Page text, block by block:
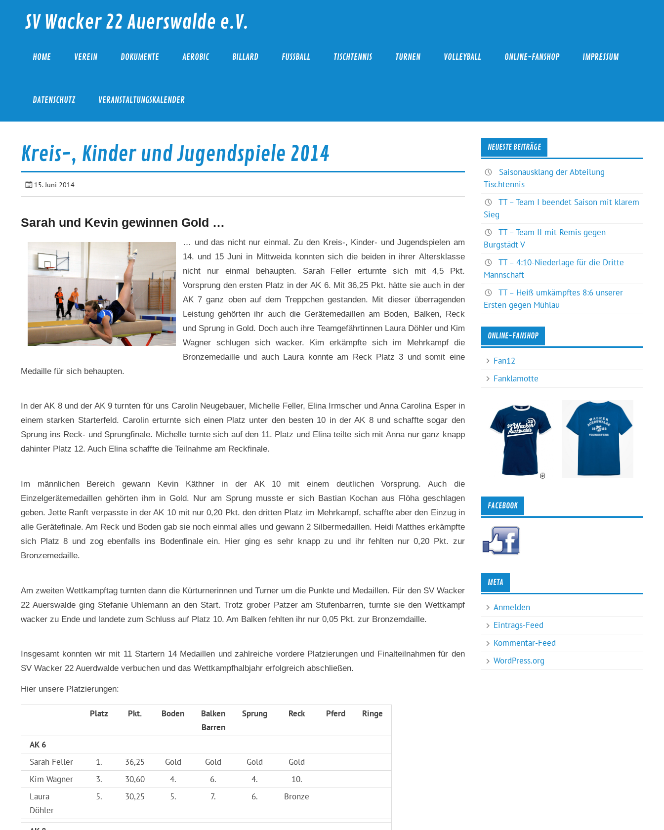
contentSV Wacker 22 Auerswalde e.V.
HOME VEREIN DOKUMENTE AEROBIC BILLARD FUSSBALL TISCHTENNIS TURNEN VOLLEYBALL ONLINE-FANSHOP IMPRESSUM
DATENSCHUTZ VERANSTALTUNGSKALENDER
Kreis-, Kinder und Jugendspiele 2014
15. Juni 2014
Sarah und Kevin gewinnen Gold …
… und das nicht nur einmal. Zu den Kreis-, Kinder- und Jugendspielen am
14. und 15 Juni in Mittweida konnten sich die beiden in ihrer Altersklasse
nicht nur einmal behaupten. Sarah Feller erturnte sich mit 4,5 Pkt.
Vorsprung den ersten Platz in der AK 6. Mit 36,25 Pkt. hätte sie auch in der
AK 7 ganz oben auf dem Treppchen gestanden. Mit dieser überragenden
Leistung gehörten ihr auch die Gerätemedaillen am Boden, Balken, Reck
und Sprung in Gold. Doch auch ihre Teamgefährtinnen Laura Döhler und Kim
Wagner schlugen sich wacker. Kim erkämpfte sich im Mehrkampf die
Bronzemedaille und auch Laura konnte am Reck Platz 3 und somit eine
Medaille für sich behaupten.
In der AK 8 und der AK 9 turnten für uns Carolin Neugebauer, Michelle Feller, Elina Irmscher und Anna Carolina Esper in
einem starken Starterfeld. Carolin erturnte sich einen Platz unter den besten 10 in der AK 8 und schaffte sogar den
Sprung ins Reck- und Sprungfinale. Michelle turnte sich auf den 11. Platz und Elina teilte sich mit Anna nur ganz knapp
dahinter Platz 12. Auch Elina schaffte die Teilnahme am Reckfinale.
Im männlichen Bereich gewann Kevin Käthner in der AK 10 mit einem deutlichen Vorsprung. Auch die
Einzelgerätemedaillen gehörten ihm in Gold. Nur am Sprung musste er sich Bastian Kochan aus Flöha geschlagen
geben. Jette Ranft verpasste in der AK 10 mit nur 0,20 Pkt. den dritten Platz im Mehrkampf, schaffte aber den Einzug in
alle Gerätefinale. Am Reck und Boden gab sie noch einmal alles und gewann 2 Silbermedaillen. Heidi Matthes erkämpfte
sich Platz 8 und zog ebenfalls ins Bodenfinale ein. Hier ging es sehr knapp zu und ihr fehlten nur 0,20 Pkt. zur
Bronzemedaille.
Am zweiten Wettkampftag turnten dann die Kürturnerinnen und Turner um die Punkte und Medaillen. Für den SV Wacker
22 Auerswalde ging Stefanie Uhlemann an den Start. Trotz grober Patzer am Stufenbarren, turnte sie den Wettkampf
wacker zu Ende und landete zum Schluss auf Platz 10. Am Balken fehlten ihr nur 0,05 Pkt. zur Bronzemdaille.
Insgesamt konnten wir mit 11 Startern 14 Medaillen und zahlreiche vordere Platzierungen und Finalteilnahmen für den
SV Wacker 22 Auerdwalde verbuchen und das Wettkampfhalbjahr erfolgreich abschließen.
Hier unsere Platzierungen:
Platz Pkt. Boden
Balken
Barren
Sprung Reck Pferd Ringe
AK 6
Sarah Feller
1. 36,25 Gold Gold Gold
Gold
Kim Wagner
3. 30,60 4. 6. 4.
10.
Laura
Döhler
5. 30,25 5. 7. 6. Bronze
NEUESTE BEITRÄGE
Saisonausklang der Abteilung
Tischtennis
TT – Team I beendet Saison mit klarem
Sieg
TT – Team II mit Remis gegen
Burgstädt V
TT – 4:10-Niederlage für die Dritte
Mannschaft
TT – Heiß umkämpftes 8:6 unserer
Ersten gegen Mühlau
ONLINE-FANSHOP
Fan12
Fanklamotte
FACEBOOK
META
Anmelden
Eintrags-Feed
Kommentar-Feed
WordPress.org